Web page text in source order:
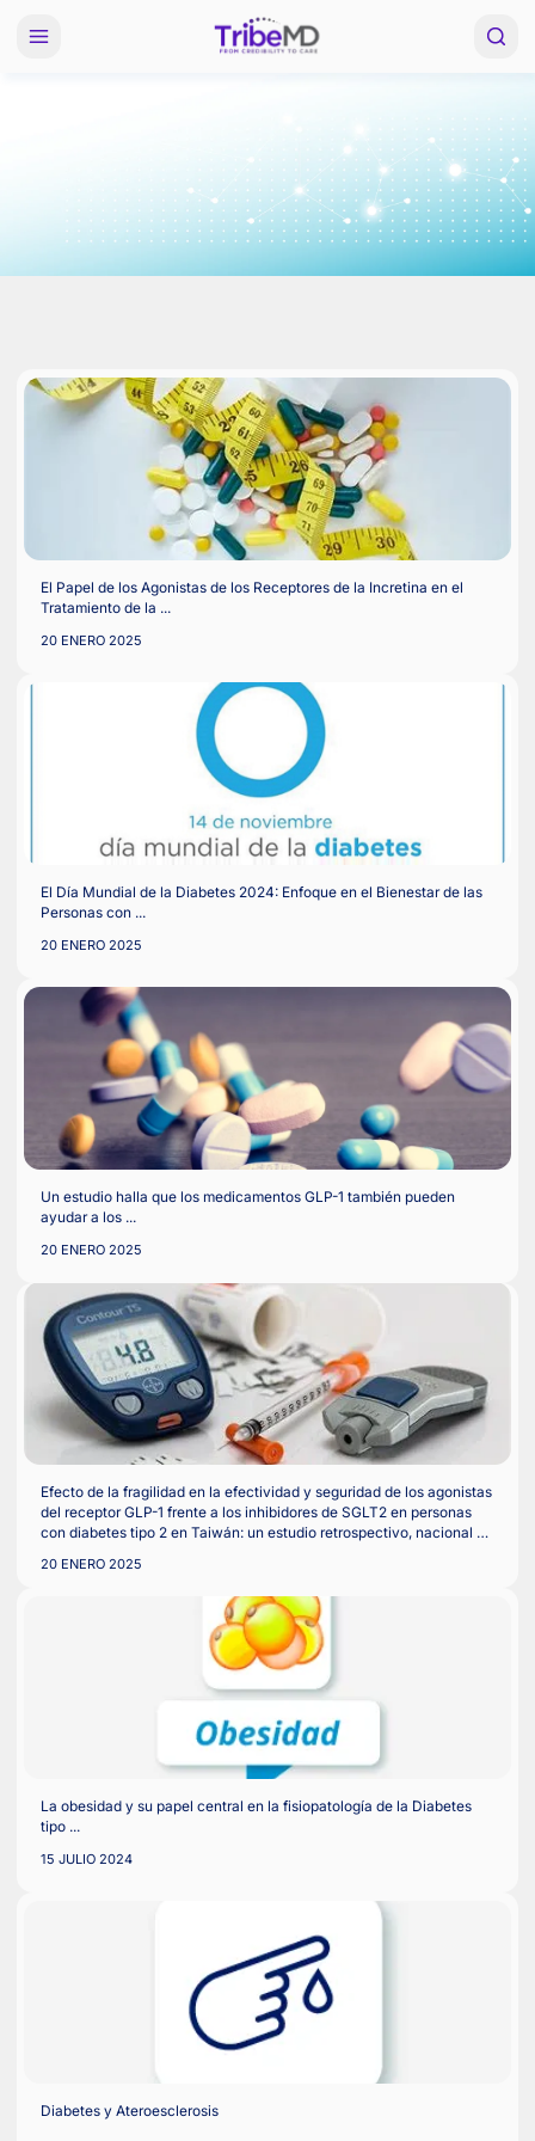
Diabetes
El Papel de los Agonistas de los Receptores de la Incretina en
Tratamiento de la ...
El Día Mundial de la Diabetes 2024: Enfoque en el Bienestar
Personas con ...
20 ENERO 2025
Un estudio halla que los medicamentos GLP-1 también pueden
ayudar a los ...
20 ENERO 2025
Efecto de la fragilidad en la efectividad y seguridad de los
del receptor GLP-1 frente a los inhibidores de SGLT2 en
con diabetes tipo 2 en Taiwán: un estudio retrospectivo,
...
20 ENERO 2025
La obesidad y su papel central en la fisiopatología de la